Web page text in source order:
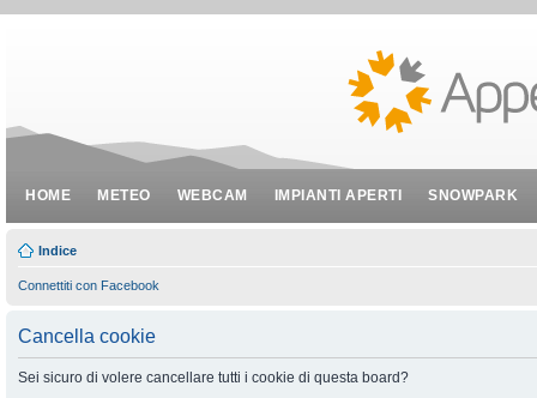
HOME METEO WEBCAM IMPIANTI APERTI SNOWPARK
Indice
Connettiti con Facebook
Cancella cookie
Sei sicuro di volere cancellare tutti i cookie di questa board?